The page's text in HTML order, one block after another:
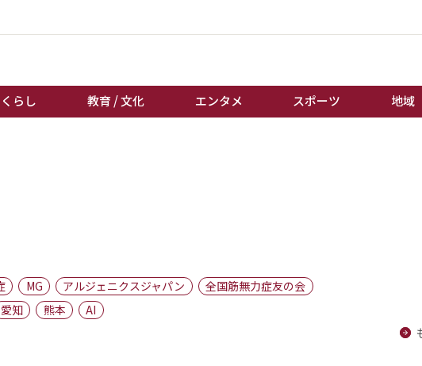
くらし 教育 / 文化 エンタメ スポーツ 地域
地域
キーパーソン
棋王戦
MG アルジェニクスジャパン
全国筋無力症友の会
愛知 熊本
AI